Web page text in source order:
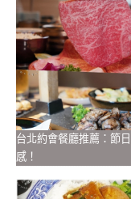
台北約會餐廳推薦：節
感！